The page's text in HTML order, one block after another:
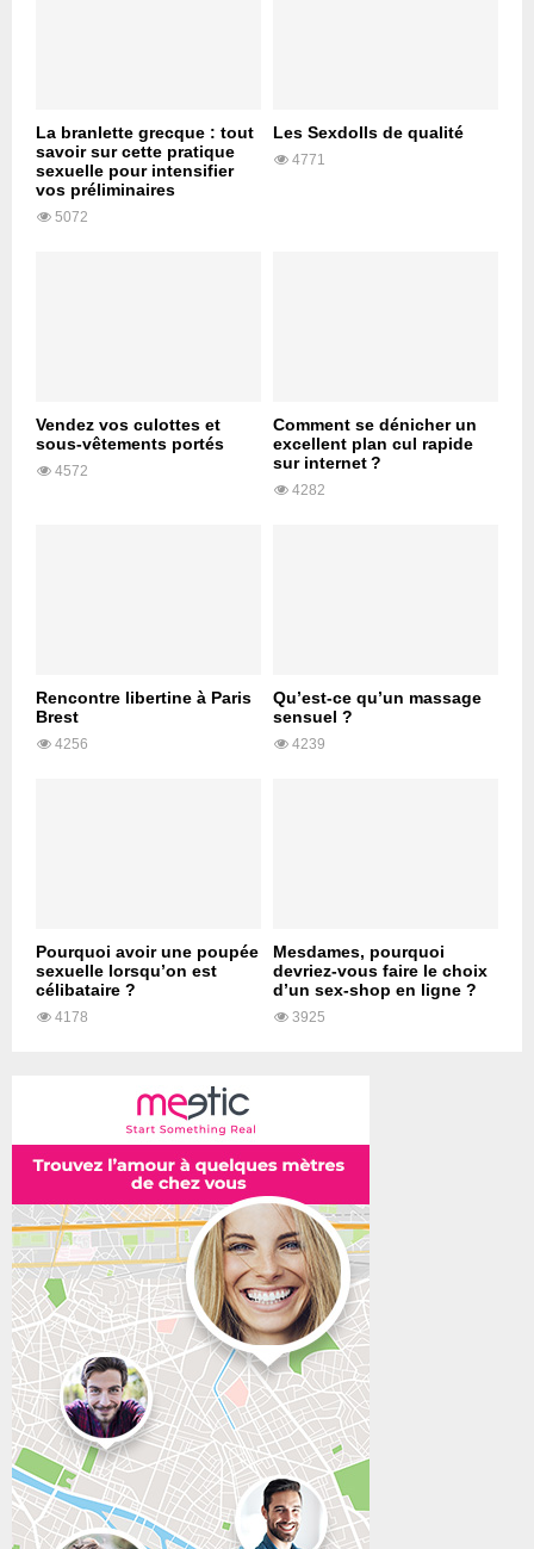
La branlette grecque : tout
savoir sur cette pratique
sexuelle pour intensifier
vos préliminaires
5072
Les Sexdolls de qualité
4771
Vendez vos culottes et
sous-vêtements portés
4572
Comment se dénicher un
excellent plan cul rapide
sur internet ?
4282
Rencontre libertine à Paris
Brest
4256
Qu’est-ce qu’un massage
sensuel ?
4239
Pourquoi avoir une poupée
sexuelle lorsqu’on est
célibataire ?
4178
Mesdames, pourquoi
devriez-vous faire le choix
d’un sex-shop en ligne ?
3925